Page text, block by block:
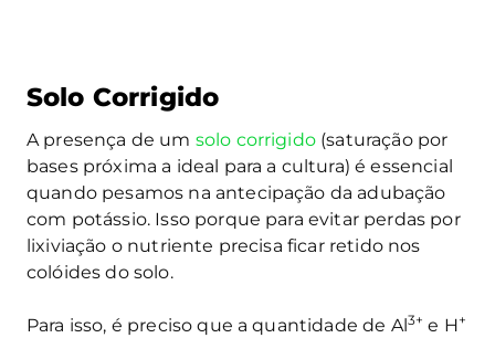
Solo Corrigido
A presença de um solo corrigido(saturação por
bases próxima a ideal para a cultura) é essencial
quando pesamos na antecipação da adubação
com potássio. Isso porque para evitar perdas por
lixiviação o nutriente precisa ficar retido nos
colóides do solo.
Para isso, é preciso que a quantidade de Al 3+ e H+